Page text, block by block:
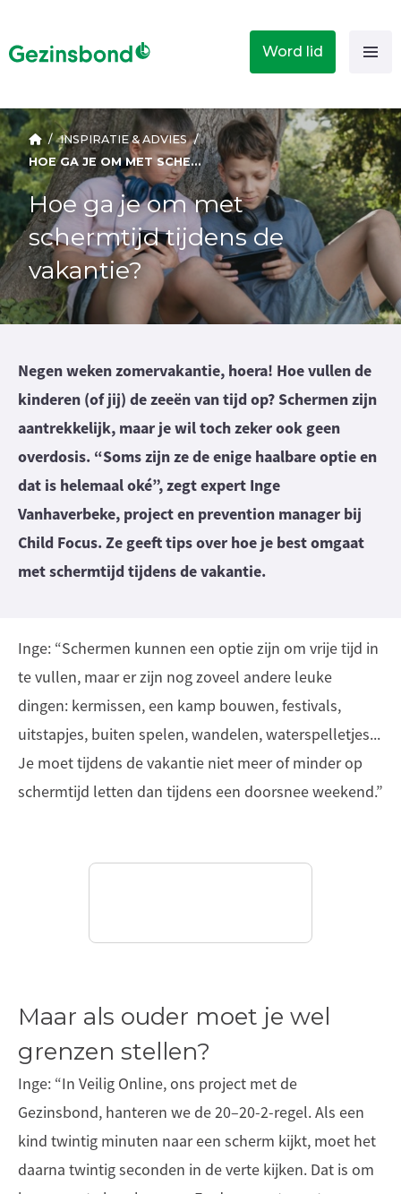
Word lid
/ INSPIRATIE & ADVIES /
HOE GA JE OM MET SCHERMTIJD TIJDENS DE VAKANTIE?
Hoe ga je om met
schermtijd tijdens de
vakantie?
Negen weken zomervakantie, hoera! Hoe vullen de
kinderen (of jij) de zeeën van tijd op? Schermen zijn
aantrekkelijk, maar je wil toch zeker ook geen
overdosis. “Soms zijn ze de enige haalbare optie en
dat is helemaal oké”, zegt expert Inge
Vanhaverbeke, project en prevention manager bij
Child Focus. Ze geeft tips over hoe je best omgaat
met schermtijd tijdens de vakantie.
Inge: “Schermen kunnen een optie zijn om vrije tijd in
te vullen, maar er zijn nog zoveel andere leuke
dingen: kermissen, een kamp bouwen, festivals,
uitstapjes, buiten spelen, wandelen, waterspelletjes...
Je moet tijdens de vakantie niet meer of minder op
schermtijd letten dan tijdens een doorsnee weekend.”
Maar als ouder moet je wel
grenzen stellen?
Inge: “In Veilig Online, ons project met de
Gezinsbond, hanteren we de 20–20-2-regel. Als een
kind twintig minuten naar een scherm kijkt, moet het
daarna twintig seconden in de verte kijken. Dat is om